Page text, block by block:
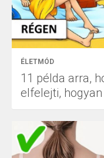
ÉLETMÓD
11 példa arra,
elfelejti,